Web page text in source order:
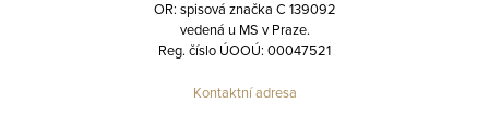
OR: spisová značka C 139092
vedená u MS v Praze.
Reg. číslo ÚOOÚ: 00047521
Kontaktní adresa